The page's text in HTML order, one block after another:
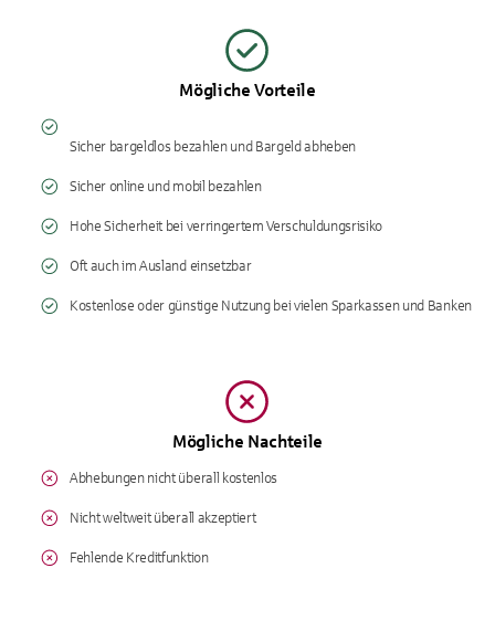
Mögliche Vorteile
Sicher bargeldlos bezahlen und Bargeld abheben
Sicher online und mobil bezahlen
Hohe Sicherheit bei verringertem Verschuldungsrisiko
Oft auch im Ausland einsetzbar
Kostenlose oder günstige Nutzung bei vielen Sparkassen und Banken
Mögliche Nachteile
Abhebungen nicht überall kostenlos
Nicht weltweit überall akzeptiert
Fehlende Kreditfunktion